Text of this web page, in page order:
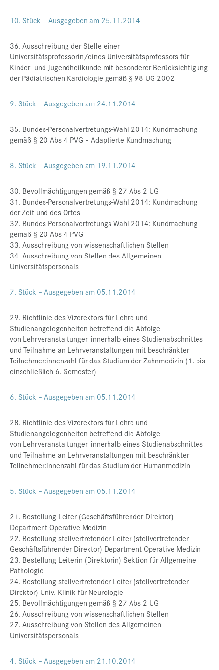
10. Stück – Ausgegeben am 25.11.2014
36. Ausschreibung der Stelle einer
Universitätsprofessorin/eines Universitätsprofessors für
Kinder- und Jugendheilkunde mit besonderer Berücksichtigung
der Pädiatrischen Kardiologie gemäß § 98 UG 2002
9. Stück – Ausgegeben am 24.11.2014
35. Bundes-Personalvertretungs-Wahl 2014: Kundmachung
gemäß § 20 Abs 4 PVG – Adaptierte Kundmachung
8. Stück – Ausgegeben am 19.11.2014
30. Bevollmächtigungen gemäß § 27 Abs 2 UG
31. Bundes-Personalvertretungs-Wahl 2014: Kundmachung
der Zeit und des Ortes
32. Bundes-Personalvertretungs-Wahl 2014: Kundmachung
gemäß § 20 Abs 4 PVG
33. Ausschreibung von wissenschaftlichen Stellen
34. Ausschreibung von Stellen des Allgemeinen
Universitätspersonals
7. Stück – Ausgegeben am 05.11.2014
29. Richtlinie des Vizerektors für Lehre und
Studienangelegenheiten betreffend die Abfolge
von Lehrveranstaltungen innerhalb eines Studienabschnittes
und Teilnahme an Lehrveranstaltungen mit beschränkter
Teilnehmer:innenzahl für das Studium der Zahnmedizin (1. bis
einschließlich 6. Semester)
6. Stück – Ausgegeben am 05.11.2014
28. Richtlinie des Vizerektors für Lehre und
Studienangelegenheiten betreffend die Abfolge
von Lehrveranstaltungen innerhalb eines Studienabschnittes
und Teilnahme an Lehrveranstaltungen mit beschränkter
Teilnehmer:innenzahl für das Studium der Humanmedizin
5. Stück – Ausgegeben am 05.11.2014
21. Bestellung Leiter (Geschäftsführender Direktor)
Department Operative Medizin
22. Bestellung stellvertretender Leiter (stellvertretender
Geschäftsführender Direktor) Department Operative Medizin
23. Bestellung Leiterin (Direktorin) Sektion für Allgemeine
Pathologie
24. Bestellung stellvertretender Leiter (stellvertretender
Direktor) Univ.-Klinik für Neurologie
25. Bevollmächtigungen gemäß § 27 Abs 2 UG
26. Ausschreibung von wissenschaftlichen Stellen
27. Ausschreibung von Stellen des Allgemeinen
Universitätspersonals
4. Stück – Ausgegeben am 21.10.2014